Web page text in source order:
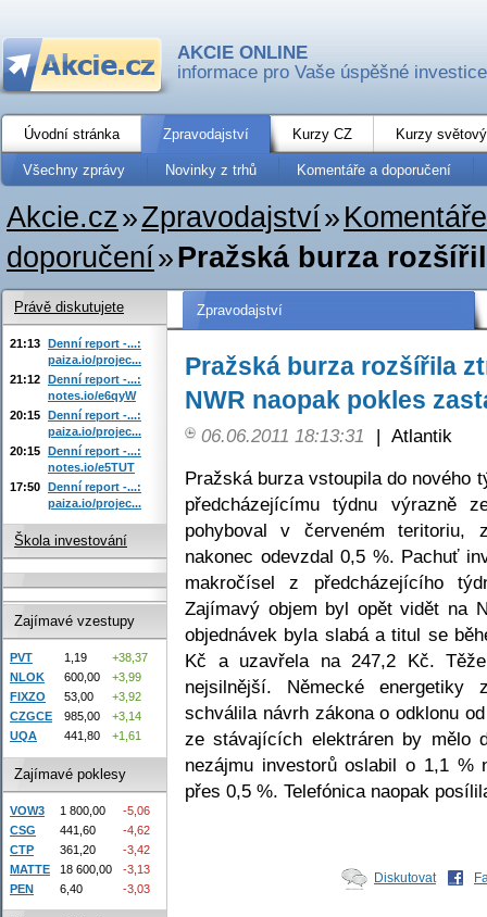
AKCIE ONLINE
informace pro Vaše úspěšné investice
Úvodní stránka Zpravodajství Kurzy CZ Kurzy
Všechny zprávy Novinky z trhů Komentáře a doporučení
Akcie.cz»Zpravodajství»
doporučení»Pražská burza
Zpravodajství
Pražská burza rozšířila
NWR naopak pokles
06.06.2011 18:13:31 | Atlantik
Pražská burza vstoupila do nového
předcházejícímu týdnu výrazně
pohyboval v červeném
nakonec odevzdal 0,5 %. Pachuť
makročísel z předcházejícího
Zajímavý objem byl opět vidět na
objednávek byla slabá a titul se
Kč a uzavřela na 247,2 Kč.
nejsilnější. Německé
schválila návrh zákona o odklonu
ze stávajících elektráren by
nezájmu investorů oslabil o 1,1 %
přes 0,5 %. Telefónica naopak
Diskutovat
Právě diskutujete
21:13 Denní report -...:
paiza.io/projec...
21:12 Denní report -...:
notes.io/e6qyW
20:15 Denní report -...:
paiza.io/projec...
20:15 Denní report -...:
notes.io/e5TUT
17:50 Denní report -...:
paiza.io/projec...
Škola investování
Zajímavé vzestupy
PVT 1,19
+38,37
NLOK
600,00
+3,99
FIXZO
53,00
+3,92
CZGCE
985,00
+3,14
UQA
441,80 +1,61
Zajímavé poklesy
VOW3 1 800,00
-5,06
CSG
441,60
-4,62
CTP
361,20
-3,42
MATTE
18 600,00
-3,13
PEN
6,40 -3,03